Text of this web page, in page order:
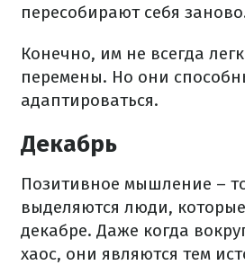
пересобирают себя
Конечно, им не всегда
перемены. Но они
адаптироваться.
Декабрь
Позитивное мышление –
выделяются люди,
декабре. Даже когда
хаос, они являются тем